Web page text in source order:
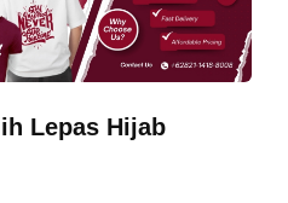
Lepas Hijab